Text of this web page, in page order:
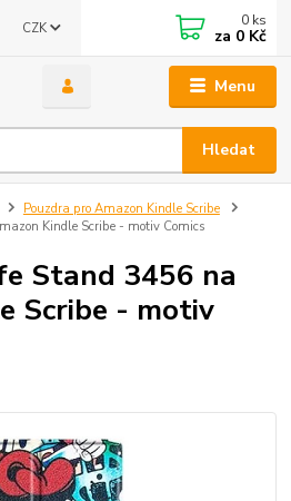
Menu
CZK
Hledat
0 ks
za 0 Kč
Pouzdra pro Amazon Kindle Scribe
Kindle Scribe - motiv Comics
Stand 3456 na
Scribe - motiv